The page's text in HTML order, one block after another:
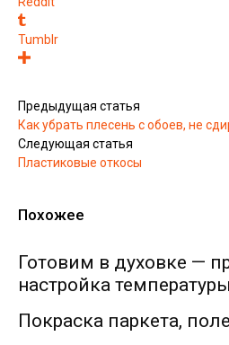
Tumblr
Предыдущая статья
Как убрать плесень с обоев, не
Следующая статья
Пластиковые откосы
Похожее
Готовим в духовке —
настройка температуры
Покраска паркета,